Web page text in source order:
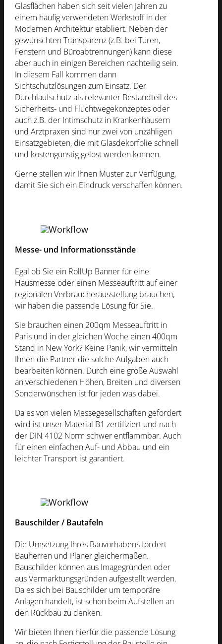
Glasflächen haben sich seit vielen Jahren zu
einem häufig verwendeten Werkstoff in der
Modernen Architektur etabliert. Neben der
gewünschten Transparenz (z.B. bei Türen,
Fenstern und Büroabtrennungen) kann diese
aber auch in einigen Bereichen nachteilig sein.
In diesem Fall kommen dann
Sichtschutzlösungen zum Einsatz. Der
Durchlaufschutz als relevanter Bestandteil des
Sicherheits- und Fluchtwegekonzeptes oder
auch z.B. der Intimschutz in Krankenhäusern
und Arztpraxen sind nur zwei von unzähligen
Einsatzgebieten, die mit Glasdekorfolie schnell
und kostengünstig gelöst werden können.
Gerne stellen wir Ihnen Muster zur Verfügung,
damit Sie sich ein Eindruck verschaffen können.
Messe- und Informationsstände
Egal ob Sie ein RollUp Banner für eine
Hausmesse oder einen Messeauftritt auf einer
regionalen Verbraucherausstellung brauchen,
wir haben die passende Lösung für Sie.
Sie brauchen einen 200qm Messeauftritt in
Paris und in der gleichen Woche einen 400qm
Stand in New York? Keine Panik, wir vermitteln
Ihnen die Partner die solche Aufgaben auch
bearbeiten können. Durch eine große Auswahl
an verschiedenen Höhen, Breiten und diversen
Sonderwünschen ist für jeden was dabei.
Da es von vielen Messegesellschaften gefordert
wird ist unser Material B1 zertifiziert und nach
der DIN 4102 Norm schwer entflammbar. Auch
für einen einfachen Auf- und Abbau und ein
leichter Transport ist garantiert.
Bauschilder / Bautafeln
Die Umsetzung Ihres Bauvorhabens fordert
Bauherren und Planer gleichermaßen.
Bauschilder können aus Imagegründen oder
aus Vermarktungsgründen aufgestellt werden.
Da es sich bei Bauschilder um temporäre
Anlagen handelt, ist schon beim Aufstellen an
den Rückbau zu denken.
Wir bieten Ihnen hierfür die passende Lösung